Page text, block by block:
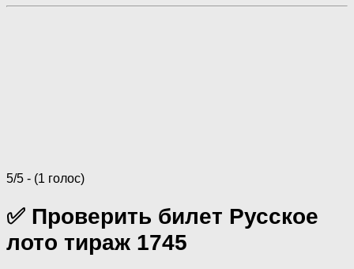
5/5 - (1 голос)
✅ Проверить билет Русское
лото тираж 1745